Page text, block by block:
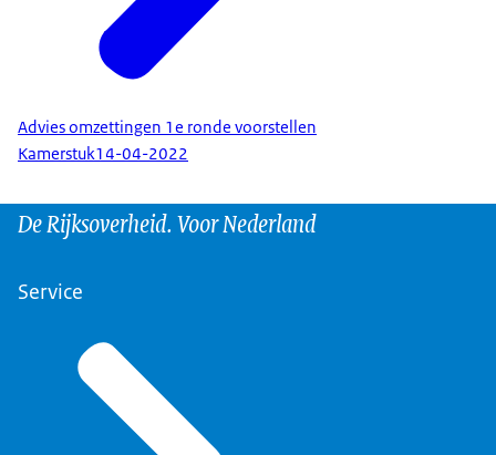
Advies omzettingen 1e ronde voorstellen
Kamerstuk14-04-2022
De Rijksoverheid. Voor Nederland
Service